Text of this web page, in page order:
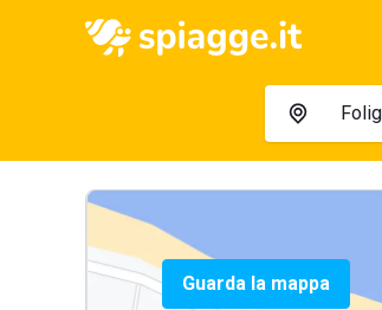
Guarda la mappa